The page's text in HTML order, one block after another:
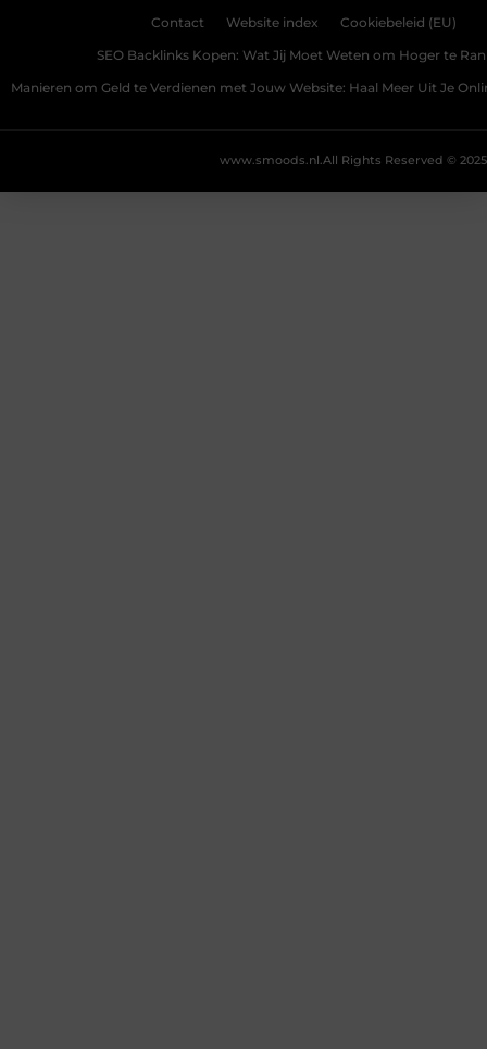
Contact Website index Cookiebeleid (EU)
SEO Backlinks Kopen: Wat Jij Moet Weten om Hoger te
Manieren om Geld te Verdienen met Jouw Website: Haal Meer Uit Je
All Rights Reserved © 2025
www.smoods.nl.